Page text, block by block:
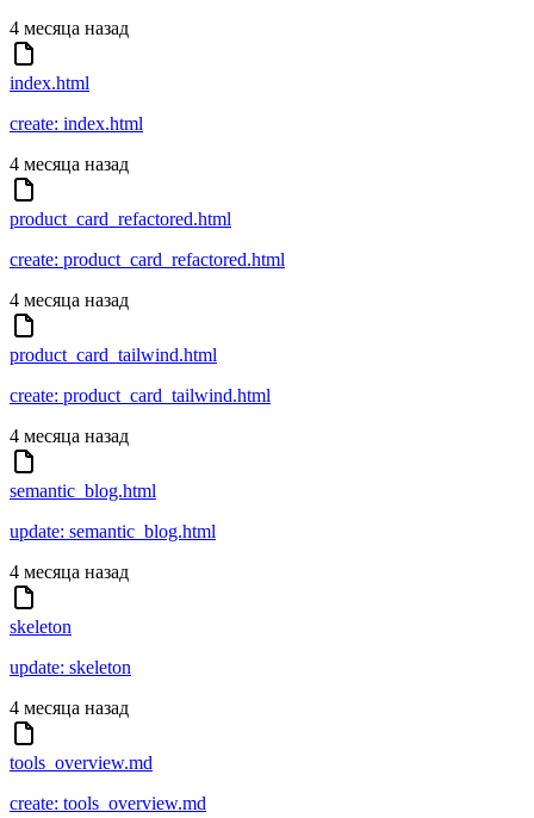
4 месяца назад
index.html
create: index.html
4 месяца назад
product_card_refactored.html
create: product_card_refactored.html
4 месяца назад
product_card_tailwind.html
create: product_card_tailwind.html
4 месяца назад
semantic_blog.html
update: semantic_blog.html
4 месяца назад
skeleton
update: skeleton
4 месяца назад
tools_overview.md
create: tools_overview.md